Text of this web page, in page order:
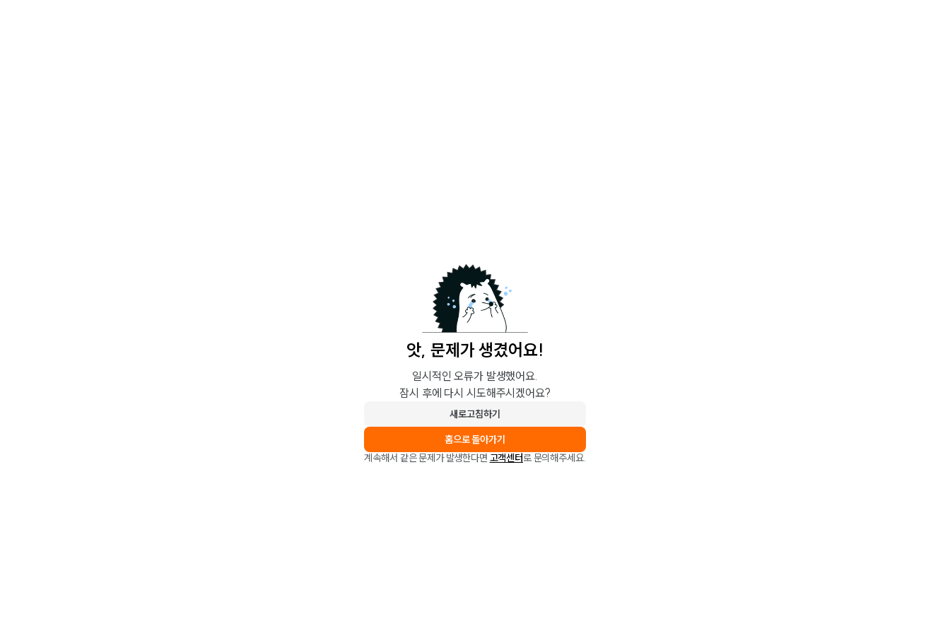
앗, 문제가 생겼어요!
일시적인 오류가 발생했어요.
잠시 후에 다시 시도해주시겠어요?
새로고침하기
홈으로 돌아가기
계속해서 같은 문제가 발생한다면 고객센터로 문의해주세요.